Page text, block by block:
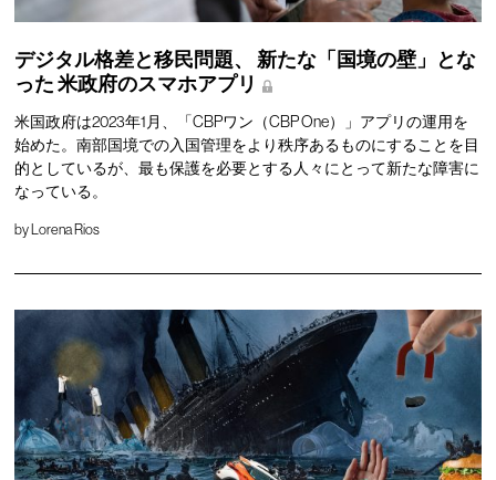
デジタル格差と移民問題、
新たな「国境の壁」とな
った米政府のスマホアプリ
米国政府は2023年1月、「CBPワン（CBP One）」アプリの運用を
始めた。南部国境での入国管理をより秩序あるものにすることを目
的としているが、最も保護を必要とする人々にとって新たな障害に
なっている。
by Lorena Rios